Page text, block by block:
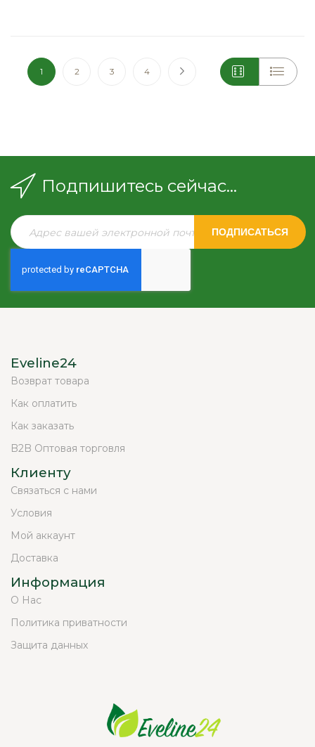
Страница
You're currently reading page
1 Страница
2 Страница
3 Страница
4 Страница
Следующая
Подпишитесь сейчас...
ПОДПИСАТЬСЯ
Eveline24
Возврат товара
Как оплатить
Как заказать
B2B Оптовая торговля
Клиенту
Связаться с нами
Условия
Мой аккаунт
Доставка
Информация
О Нас
Политика приватности
Защита данных